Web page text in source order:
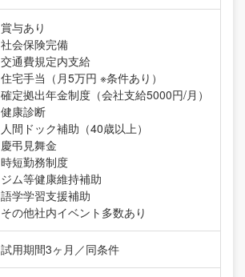
賞与あり
社会保険完備
交通費規定内支給
住宅手当（月5万円 ※条件あり）
確定拠出年金制度（会社支給5000円/月）
健康診断
人間ドック補助（40歳以上）
慶弔見舞金
時短勤務制度
ジム等健康維持補助
語学学習支援補助
その他社内イベント多数あり
試用期間3ヶ月／同条件